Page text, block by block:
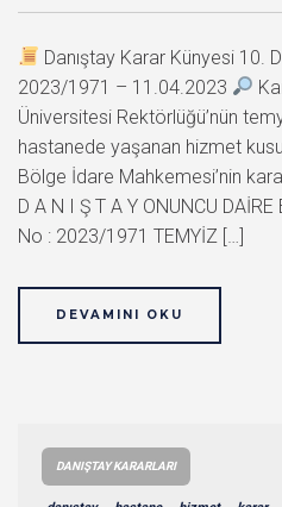
Danıştay Karar Künyesi 10.
2023/1971 – 11.04.2023
Üniversitesi Rektörlüğü’nün
hastanede yaşanan hizmet
Bölge İdare Mahkemesi’nin
D A N I Ş T A Y ONUNCU
No : 2023/1971 TEMYİZ […]
DEVAMINI OKU
DANIŞTAY KARARLARI